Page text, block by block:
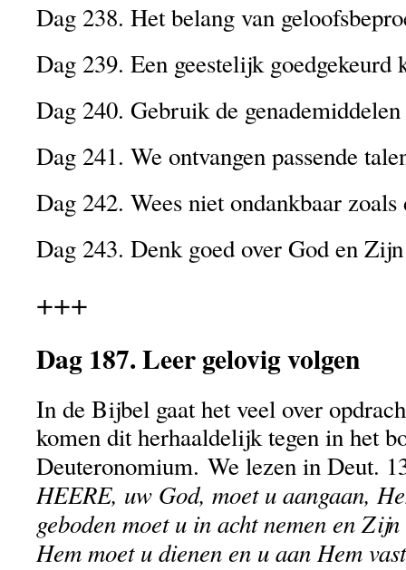
Dag 238. Het belang van
Dag 239. Een geestelijk goedgekeurd
Dag 240. Gebruik de
Dag 241. We ontvangen passende
Dag 242. Wees niet ondankbaar
Dag 243. Denk goed over God en
+++
Dag 187. Leer gelovig volgen
In de Bijbel gaat het veel over
komen dit herhaaldelijk tegen in het
Deuteronomium. We lezen in Deut.
HEERE, uw God, moet u aangaan,
geboden moet u in acht nemen en
Hem moet u dienen en u aan Hem